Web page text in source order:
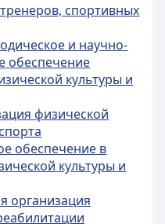
спортивных
и научно-
обеспечение
культуры и
физической
обеспечение в
культуры и
организация